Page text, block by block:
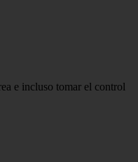
e incluso tomar el control